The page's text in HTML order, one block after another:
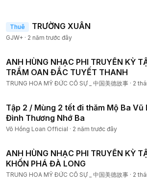
Thuê TRƯỜNG XUÂN
GJW+ · 2 năm trước đây
ANH HÙNG NHẠC PHI TRUYỀN KỲ
TRẦM OAN ĐẮC TUYẾT THANH
TRUNG HOA MỸ ĐỨC CỐ SỰ _ 中国美德故事 · 2
Tập 2 / Mùng 2 tết đi thăm Mộ Ba Vũ
Đình Thương Nhớ Ba
Võ Hồng Loan Official · 2 năm trước đây
ANH HÙNG NHẠC PHI TRUYỀN KỲ
KHỐN PHÁ ĐÀ LONG
TRUNG HOA MỸ ĐỨC CỐ SỰ _ 中国美德故事 · 2